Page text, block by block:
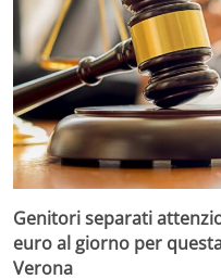
Genitori separati
euro al giorno per
Verona